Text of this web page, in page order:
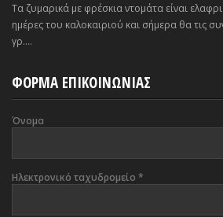
Τα ζυμαρικά με φρέσκια ντομάτα είναι
ημέρες του καλοκαιριού και σήμερα θα τις
γρ....
ΦΟΡΜΑ ΕΠΙΚΟΙΝΩΝΙΑΣ
Όνομα
Ηλεκτρονικό ταχυδρομείο *